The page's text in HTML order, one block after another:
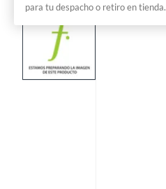
para tu despacho o retiro en tienda.